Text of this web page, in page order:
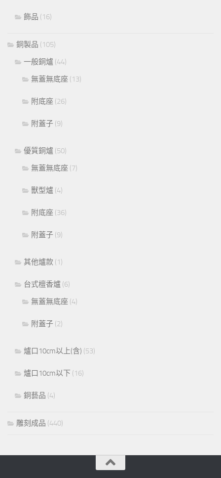
飾品 (16)
銅製品 (105)
一般銅爐 (44)
無蓋無底座 (13)
附底座 (26)
附蓋子 (9)
優質銅爐 (50)
無蓋無底座 (7)
獸型爐 (4)
附底座 (36)
附蓋子 (9)
其他爐款 (1)
台式檀香爐 (6)
無蓋無底座 (4)
附蓋子 (2)
爐口10cm以上(含) (53)
爐口10cm以下 (16)
銅藝品 (4)
雕刻成品 (440)